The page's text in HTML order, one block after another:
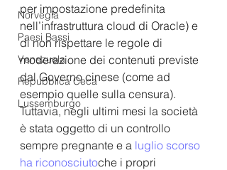
Norvegia
Paesi Bassi
Venezuela
Repubblica Ceca
Lussemburgo
per impostazione predefinita
nell’infrastruttura cloud di Oracle) e
di non rispettare le regole di
moderazione dei contenuti previste
dal Governo cinese (come ad
esempio quelle sulla censura).
Tuttavia, negli ultimi mesi la società
è stata oggetto di un controllo
sempre pregnante e a luglio scorso
ha riconosciutoche i propri